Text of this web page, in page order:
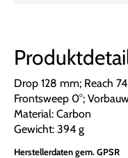
Drop 128 mm; Reach
Frontsweep 0°;
Material: Carbon
Gewicht: 394 g
Herstellerdaten gem. GPSR